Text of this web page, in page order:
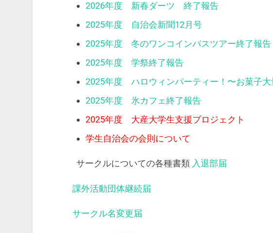
2026年度 新春ダーツ 終了報告
2025年度 自治会新聞12月号
2025年度 冬のワンコインバスツアー終了報告
2025年度 学祭終了報告
2025年度 ハロウィンパーティー！〜お菓子大
2025年度 氷カフェ終了報告
2025年度 大産大学生支援プロジェクト
学生自治会の会則について
サークルについての各種書類 入退部届
課外活動団体継続届
サークル名変更届